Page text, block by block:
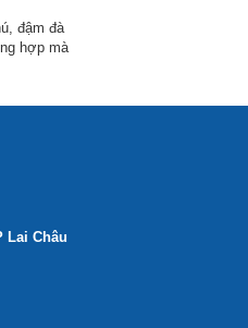
đậm đà
hợp mà
Lai Châu